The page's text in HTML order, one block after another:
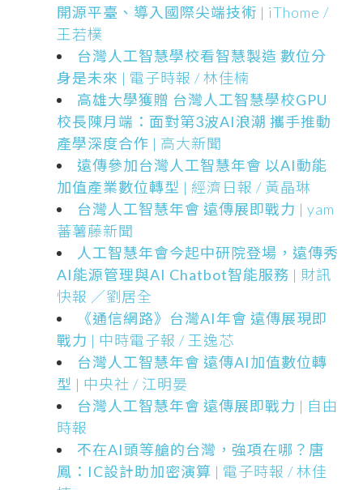
開源平臺、導入國際尖端技術 | iThome /
王若樸
台灣人工智慧學校看智慧製造 數位分
身是未來 | 電子時報 / 林佳楠
高雄大學獲贈 台灣人工智慧學校GPU
校長陳月端：面對第3波AI浪潮 攜手推動
產學深度合作 | 高大新聞
遠傳參加台灣人工智慧年會 以AI動能
加值產業數位轉型 | 經濟日報 / 黃晶琳
台灣人工智慧年會 遠傳展即戰力 | yam
蕃薯藤新聞
人工智慧年會今起中研院登場，遠傳秀
AI能源管理與AI Chatbot智能服務 | 財訊
快報 ／劉居全
《通信網路》台灣AI年會 遠傳展現即
戰力 | 中時電子報 / 王逸芯
台灣人工智慧年會 遠傳AI加值數位轉
型 | 中央社 / 江明晏
台灣人工智慧年會 遠傳展即戰力 | 自由
時報
不在AI頭等艙的台灣，強項在哪？唐
鳳：IC設計助加密演算 | 電子時報 / 林佳